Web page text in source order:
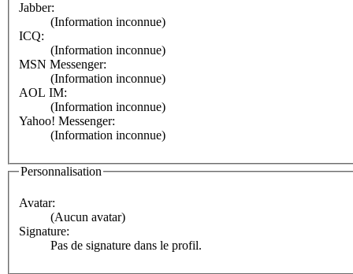
Jabber:
(Information inconnue)
ICQ:
(Information inconnue)
MSN Messenger:
(Information inconnue)
AOL IM:
(Information inconnue)
Yahoo! Messenger:
(Information inconnue)
Personnalisation
Avatar:
(Aucun avatar)
Signature:
Pas de signature dans le profil.